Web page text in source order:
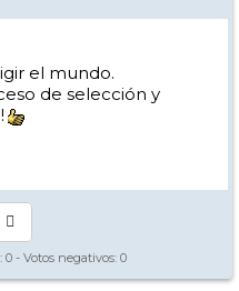
el mundo.
de selección y
0 - Votos negativos: 0